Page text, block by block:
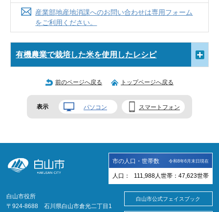
産業部地産地消課へのお問い合わせは専用フォーム
をご利用ください。
有機農業で栽培した米を使用したレシピ
前のページへ戻る トップページへ戻る
表示 パソコン スマートフォン
市の人口・世帯数 令和8年6月末日現在
人口： 111,988 人 世帯： 47,623世帯
白山市役所
〒924-8688 石川県白山市倉光二丁目1
白山市公式フェイスブック